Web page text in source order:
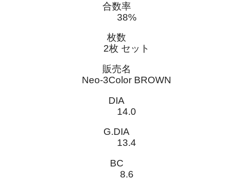
合数率
38%
枚数
2枚 セット
販売名
Neo-3Color BROWN
DIA
14.0
G.DIA
13.4
BC
8.6